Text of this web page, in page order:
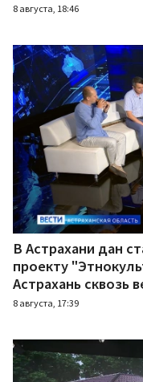
8 августа, 18:46
В Астрахани дан
проекту
Астрахань сквозь
8 августа, 17:39